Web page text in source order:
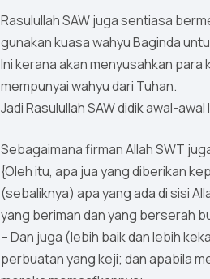
Rasulullah SAW juga sentiasa
gunakan kuasa wahyu Baginda
Ini kerana akan menyusahkan
mempunyai wahyu dari Tuhan.
Jadi Rasulullah SAW didik awal-
Sebagaimana firman Allah SWT
{Oleh itu, apa jua yang diberikan
(sebaliknya) apa yang ada di sisi
yang beriman dan yang berserah
– Dan juga (lebih baik dan lebih
perbuatan yang keji; dan apabila